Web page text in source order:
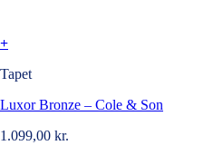
+
Tapet
Luxor Bronze – Cole & Son
1.099,00 kr.